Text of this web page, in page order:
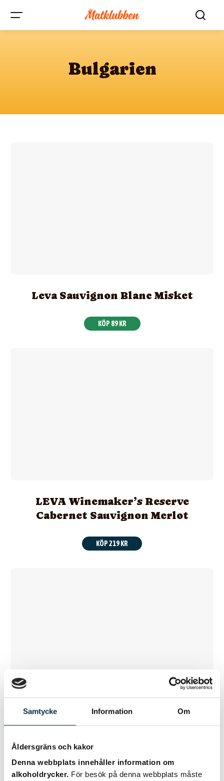
Samtycke Information Om
Åldersgräns och kakor
Denna webbplats innehåller information om
alkoholdrycker. För besök på denna webbplats måste
Bulgarien
Leva Sauvignon Blanc Misket
KÖP 89 KR
LEVA Winemaker’s Reserve
Cabernet Sauvignon Merlot
KÖP 219 KR